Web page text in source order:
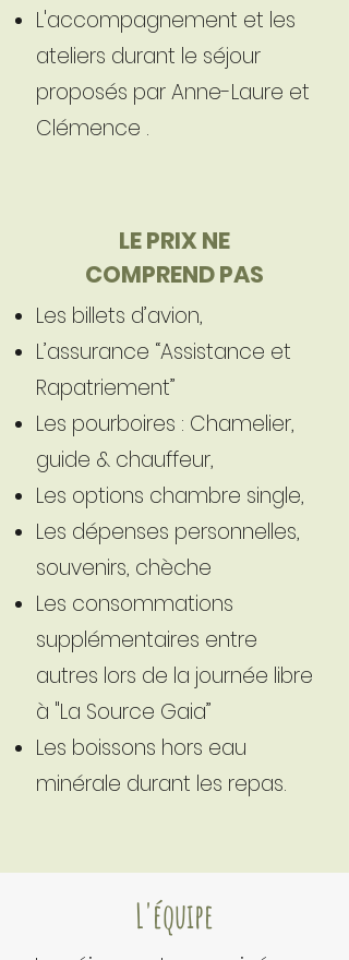
L'accompagnement et les
ateliers durant le séjour
proposés par Anne-Laure et
Clémence .
LE PRIX NE
COMPREND PAS
Les billets d’avion,
L’assurance “Assistance et
Rapatriement”
Les pourboires : Chamelier,
guide & chauffeur,
Les options chambre single,
Les dépenses personnelles,
souvenirs, chèche
Les consommations
supplémentaires entre
autres lors de la journée libre
à "La Source Gaia”
Les boissons hors eau
minérale durant les repas.
L'équipe